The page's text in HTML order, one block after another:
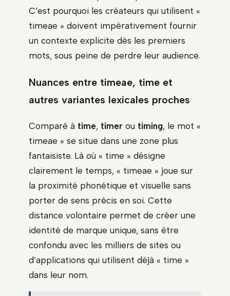
C’est pourquoi les créateurs qui utilisent «
timeae » doivent impérativement fournir
un contexte explicite dès les premiers
mots, sous peine de perdre leur audience.
Nuances entre timeae, time et
autres variantes lexicales proches
Comparé à time, timer ou timing, le mot «
timeae » se situe dans une zone plus
fantaisiste. Là où « time » désigne
clairement le temps, « timeae » joue sur
la proximité phonétique et visuelle sans
porter de sens précis en soi. Cette
distance volontaire permet de créer une
identité de marque unique, sans être
confondu avec les milliers de sites ou
d’applications qui utilisent déjà « time »
dans leur nom.